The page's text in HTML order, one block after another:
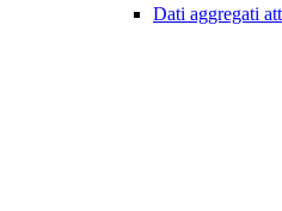
Dati aggregati